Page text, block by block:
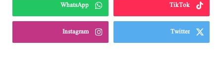
TikTok
WhatsApp
Twitter
Instagram